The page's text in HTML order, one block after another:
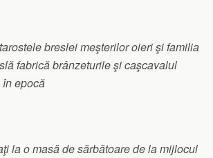
breslei meşterilor oieri şi familia
fabrică brânzeturile şi caşcavalul
epocă
la o masă de sărbătoare de la mijlocul